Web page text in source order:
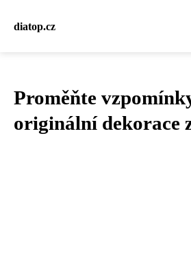
diatop.cz
Proměňte
originální dekorace